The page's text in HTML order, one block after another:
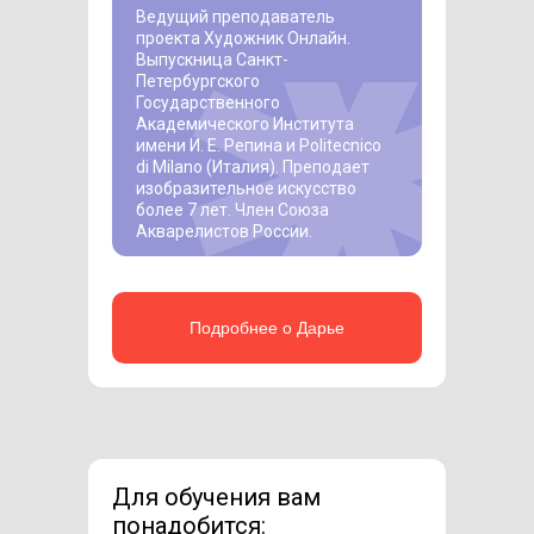
Ведущий преподаватель
проекта Художник Онлайн.
Выпускница Санкт-
Петербургского
Государственного
Академического Института
имени И. Е. Репина и Politecnico
di Milano (Италия). Преподает
изобразительное искусство
более 7 лет. Член Союза
Акварелистов России.
Подробнее о Дарье
Для обучения вам
понадобится: